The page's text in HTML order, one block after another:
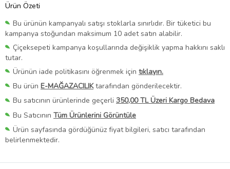
Ürün Özeti
Bu ürünün kampanyalı satışı stoklarla sınırlıdır. Bir tüketici bu
kampanya stoğundan maksimum 10 adet satın alabilir.
Çiçeksepeti kampanya koşullarında değişiklik yapma hakkını saklı
tutar.
Ürünün iade politikasını öğrenmek için tıklayın.
Bu ürün E-MAĞAZACILIKtarafından gönderilecektir.
Bu satıcının ürünlerinde geçerli 350,00 TL Üzeri Kargo Bedava
Bu Satıcının Tüm Ürünlerini Görüntüle
Ürün sayfasında gördüğünüz fiyat bilgileri, satıcı tarafından
belirlenmektedir.